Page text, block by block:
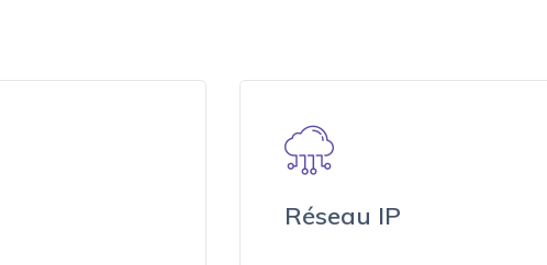
Réseau IP